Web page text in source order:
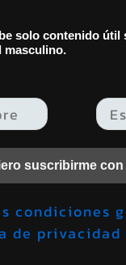
solo contenido útil
masculino.
suscribirme con
generales y
de privacidad